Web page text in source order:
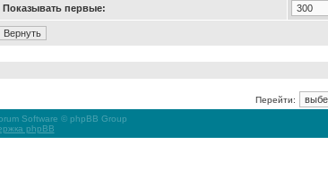
Показывать первые:
Перейти:
Software © phpBB Group
phpBB